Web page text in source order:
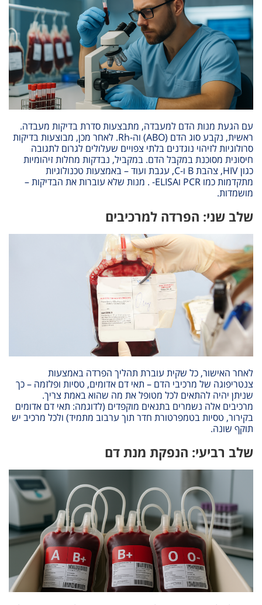
עם הגעת מנות הדם למעבדה, מתבצעות סדרת בדיקות מעבדה.
ראשית, נקבע סוג הדם (ABO) וה-Rh
. לאחר מכן, מבוצעות בדיקות
סרולוגיות לזיהוי נוגדנים בלתי צפויים שעלולים לגרום לתגובה
חיסונית מסוכנת במקבל הדם. במקביל, נבדקות מחלות זיהומיות
כגון
צהבת ו-C,
עגבת ועוד – באמצעות טכנולוגיות
מתקדמות כמו
וELISA- . מנות שלא עוברות את הבדיקות –
מושמדות.
שלב שני: הפרדה למרכיבים
לאחר האישור, כל שקית עוברת תהליך הפרדה באמצעות
צנטריפוגה של מרכיבי הדם – תאי דם אדומים, טסיות ופלזמה – כך
שניתן יהיה להתאים לכל מטופל את מה שהוא באמת צריך.
מרכיבים אלה נשמרים בתנאים מוקפדים (לדוגמה: תאי דם אדומים
בקירור, טסיות בטמפרטורת חדר תוך ערבוב מתמיד) ולכל מרכיב יש
תוקף שונה.
שלב רביעי: הנפקת מנת דם